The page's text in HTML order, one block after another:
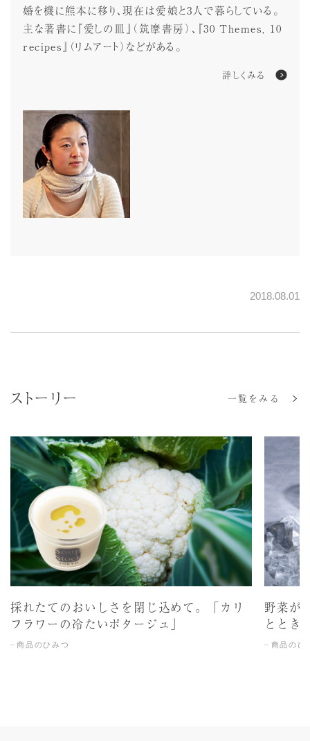
婚を機に熊本に移り、現在は愛娘と3人で暮らしている。
主な著書に『愛しの皿』（筑摩書房）、『30 Themes, 10
recipes』（リムアート）などがある。
詳しくみる
2018.08.01
ストーリー 一覧をみる
採れたてのおいしさを閉じ込めて。「カリ
フラワーの冷たいポタージュ」
商品のひみつ
野菜が
ととき
商品のひ